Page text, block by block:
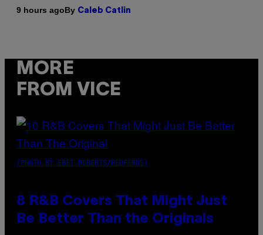
9 hours agoBy Caleb Catlin
MORE
FROM VICE
(PHOTO BY EBET ROBERTS/REDFERNS)
8 R&B Covers That Might Just
Be Better Than the Originals